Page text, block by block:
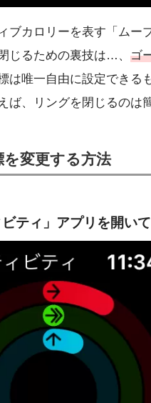
ブカロリーを表す「ムー
じるための裏技は…、 ゴ
は唯一自由に設定でき
ば、リングを閉じるのは
を変更する方法
ビティ」アプリを開い